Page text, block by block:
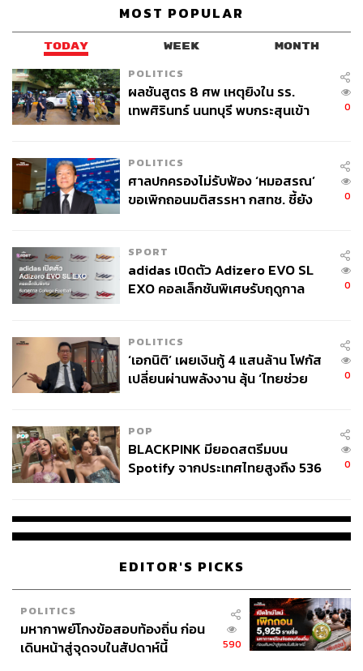
MOST POPULAR
TODAY WEEK MONTH
POLITICS
ผลชันสูตร 8 ศพ เหตุยิงใน รร.
เทพศิรินทร์ นนทบุรี พบกระสุนเข้า
0
POLITICS
ศาลปกครองไม่รับฟ้อง ‘หมอสรณ’
ขอเพิกถอนมติสรรหา กสทช. ชี้ยัง
0
SPORT
adidas เปิดตัว Adizero EVO SL
EXO คอลเล็กชันพิเศษรับฤดูกาล
0
POLITICS
‘เอกนิติ’ เผยเงินกู้ 4 แสนล้าน โฟกัส
เปลี่ยนผ่านพลังงาน ลุ้น ‘ไทยช่วย
0
POP
BLACKPINK มียอดสตรีมบน
Spotify จากประเทศไทยสูงถึง 536
0
EDITOR'S PICKS
POLITICS
มหากาพย์โกงข้อสอบท้องถิ่น ก่อน
เดินหน้าสู่จุดจบในสัปดาห์นี้
590